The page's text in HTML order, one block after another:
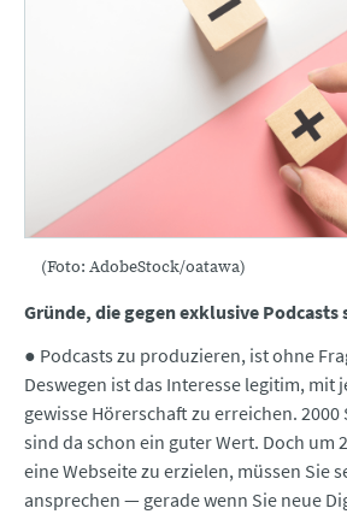
(Foto: AdobeStock/oatawa)
Gründe, die gegen exklusive Podcasts
● Podcasts zu produzieren, ist ohne
Deswegen ist das Interesse legitim, mit
gewisse Hörerschaft zu erreichen.
sind da schon ein guter Wert. Doch um
eine Webseite zu erzielen, müssen Sie
ansprechen — gerade wenn Sie neue